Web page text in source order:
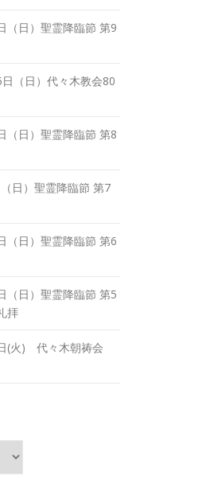
（日）聖霊降臨節 第9
（日）代々木教会80
（日）聖霊降臨節 第8
日）聖霊降臨節 第7
（日）聖霊降臨節 第6
（日）聖霊降臨節 第5
拝
(火) 代々木朝祷会